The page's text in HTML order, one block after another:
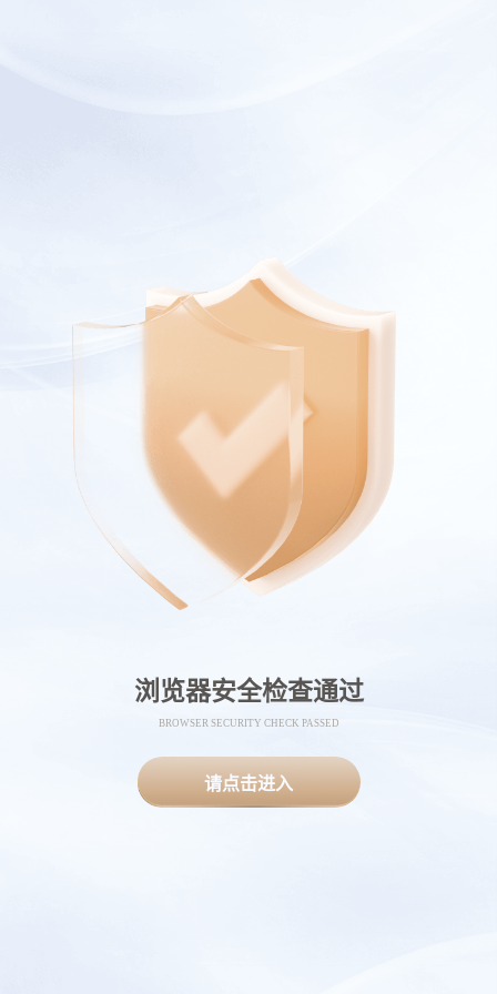
浏览器安全检查通过
BROWSER SECURITY CHECK PASSED
请点击进入